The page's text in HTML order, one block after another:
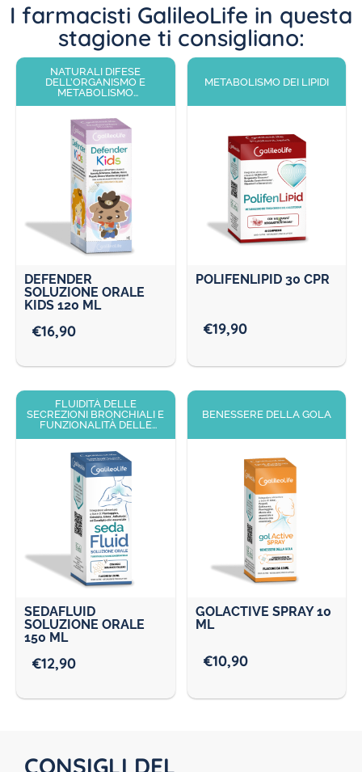
I farmacisti GalileoLife in questa
stagione ti consigliano:
NATURALI DIFESE
DELL’ORGANISMO E
METABOLISMO
DEFENDER
SOLUZIONE ORALE
KIDS 120 ML
€16,90
METABOLISMO DEI LIPIDI
POLIFENLIPID 30 CPR
€19,90
FLUIDITÀ DELLE
SECREZIONI BRONCHIALI E
FUNZIONALITÀ DELLE
SEDAFLUID
SOLUZIONE ORALE
150 ML
€12,90
BENESSERE DELLA GOLA
GOLACTIVE SPRAY 10
ML
€10,90
CONSIGLI DEL